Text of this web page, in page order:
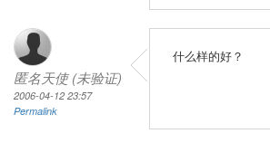
匿名天使 (未验证)
2006-04-12 23:57
Permalink
什么样的好？